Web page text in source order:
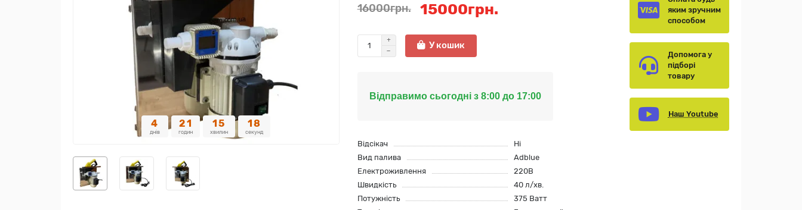
4
днів
21
годин
15
хвилин
17
секунд
16000грн. 15000грн.
У кошик
Відправимо сьогодні з 8:00 до 17:00
Відсікач
Ні
Вид палива
Adblue
Електроживлення
220В
Швидкість
40 л/хв.
Потужність
375 Ватт
яким зручним
способом
Допомога у
підборі
товару
Наш Youtube